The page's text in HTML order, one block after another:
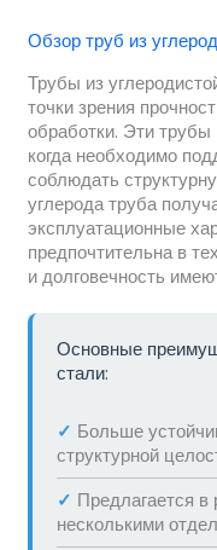
Обзор труб из
Трубы из
точки зрения
обработки. Эти
когда необходимо
соблюдать
углерода труба
эксплуатационные
предпочтительна в
и долговечность
Основные
стали:
✓ Больше
структурной
✓ Предлагается в
несколькими